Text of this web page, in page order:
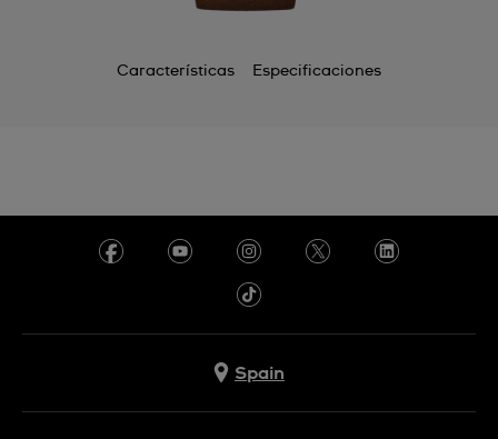
Características Especificaciones
Spain